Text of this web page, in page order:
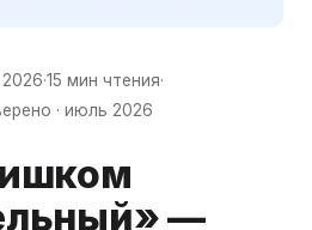
·15 мин чтения·
· июль 2026
—